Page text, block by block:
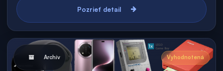
Pozrieť detail
Archív Vyhodnotená